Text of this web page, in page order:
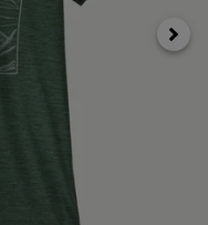
Avanti